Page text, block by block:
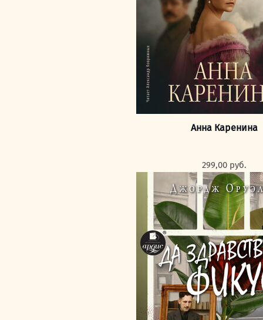
Анна Каренина
299,00 руб.